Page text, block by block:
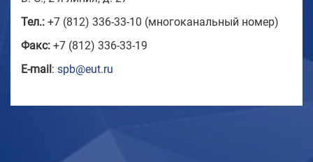
Тел.: +7 (812) 336-33-10 (многоканальный номер)
Факс: +7 (812) 336-33-19
E-mail : spb@eut.ru